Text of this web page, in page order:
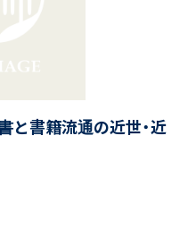
と書籍流通の近世・近